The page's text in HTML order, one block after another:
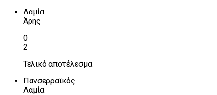
Λαμία
Άρης
0
2
Τελικό αποτέλεσμα
Πανσερραϊκός
Λαμία